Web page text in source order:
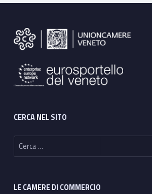
CERCA NEL SITO
Ricerca per:
LE CAMERE DI COMMERCIO